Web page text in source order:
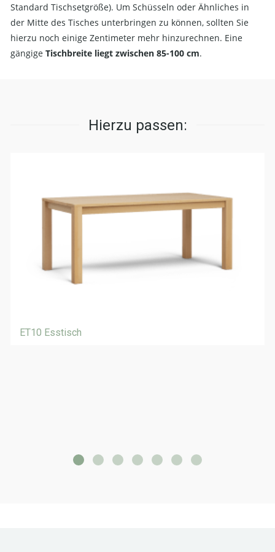
Standard Tischsetgröße). Um Schüsseln oder Ähnliches in
der Mitte des Tisches unterbringen zu können, sollten Sie
hierzu noch einige Zentimeter mehr hinzurechnen. Eine
gängige Tischbreite liegt zwischen 85-100 cm.
Hierzu passen:
ET10 Esstisch